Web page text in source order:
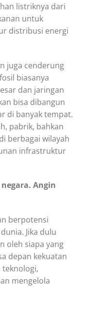
listriknya dari
untuk
distribusi energi
juga cenderung
biasanya
dan jaringan
bisa dibangun
di banyak tempat.
pabrik, bahkan
berbagai wilayah
infrastruktur
Angin
berpotensi
Jika dulu
oleh siapa yang
depan kekuatan
mengelola